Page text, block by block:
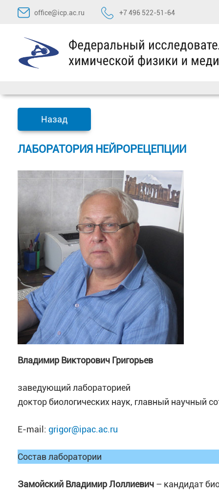
Перейти
содержимому
office@icp.ac.ru +7 496 522-51-64
Назад
ЛАБОРАТОРИЯ НЕЙРОРЕЦЕПЦИИ
Владимир Викторович Григорьев
заведующий лабораторией
доктор биологических наук, главный научный
E-mail: grigor@ipac.ac.ru
Состав лаборатории
Замойский Владимир Лоллиевич – кандидат